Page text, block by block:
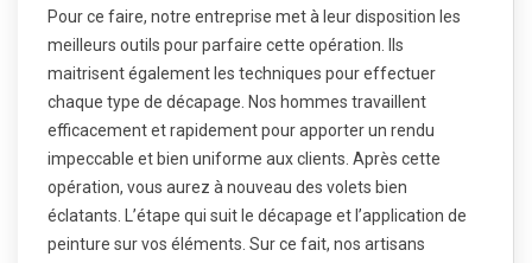
Pour ce faire, notre entreprise met à leur disposition les
meilleurs outils pour parfaire cette opération. Ils
maitrisent également les techniques pour effectuer
chaque type de décapage. Nos hommes travaillent
efficacement et rapidement pour apporter un rendu
impeccable et bien uniforme aux clients. Après cette
opération, vous aurez à nouveau des volets bien
éclatants. L’étape qui suit le décapage et l’application de
peinture sur vos éléments. Sur ce fait, nos artisans